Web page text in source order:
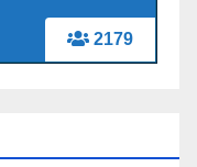
2179